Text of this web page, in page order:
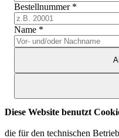
Bestellnummer *
Name *
Diese Website benutzt
die für den technischen